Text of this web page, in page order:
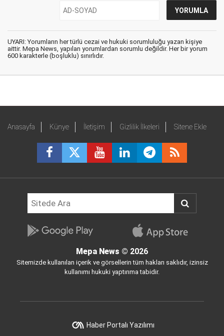
UYARI: Yorumların her türlü cezai ve hukuki sorumluluğu yazan kişiye
aittir. Mepa News, yapılan yorumlardan sorumlu değildir. Her bir yorum
600 karakterle (boşluklu) sınırlıdır.
Anasayfa Künye İletişim Gizlilik İlkeleri Sitene Ekle
Mepa News © 2026
Sitemizde kullanılan içerik ve görsellerin tüm hakları saklıdır, izinsiz
kullanımı hukuki yaptırıma tabidir.
Haber Portalı Yazılımı